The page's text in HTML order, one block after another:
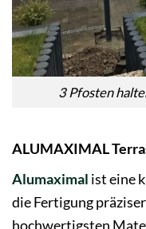
3 Pfosten
ALUMAXIMAL
Alumaximal ist eine
die Fertigung
hochwertigsten